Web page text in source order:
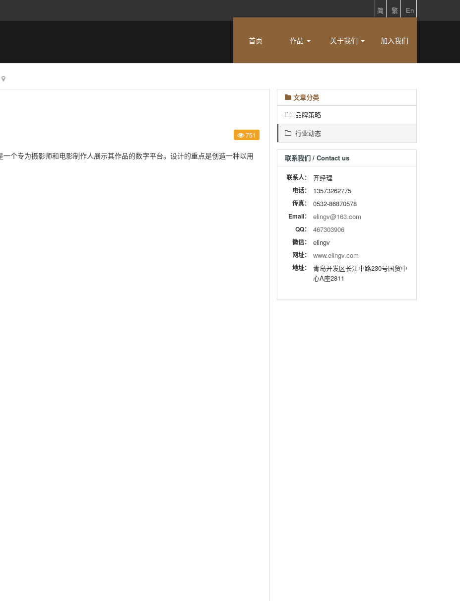
简 繁 En
首页 作品 关于我们 加入我们
751
一个专为摄影师和电影制作人展示其作品的数字平台。设计的重点是创造一种以用
文章分类
品牌策略
行业动态
联系我们 / Contact us
联系人： 齐经理
电话： 13573262775
传真： 0532-86870578
Email： elingv@163.com
QQ： 467303906
微信： elingv
网址： www.elingv.com
地址：
青岛开发区长江中路230号国贸中
心A座2811